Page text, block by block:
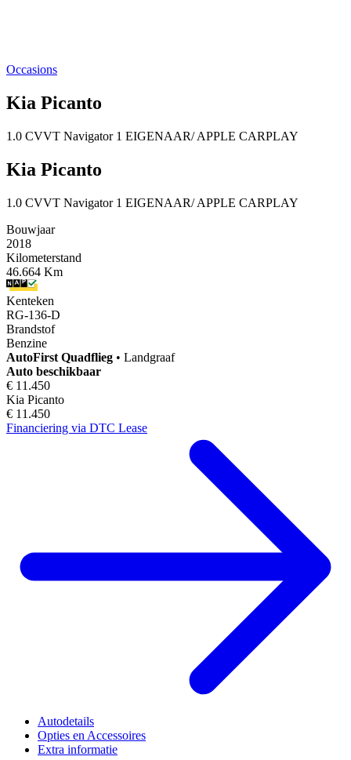
Occasions
Kia Picanto
1.0 CVVT Navigator 1 EIGENAAR/ APPLE CARPLAY
Kia Picanto
1.0 CVVT Navigator 1 EIGENAAR/ APPLE CARPLAY
Bouwjaar
2018
Kilometerstand
46.664 Km
Kenteken
RG-136-D
Brandstof
Benzine
AutoFirst Quadflieg • Landgraaf
Auto beschikbaar
€ 11.450
Kia Picanto
€ 11.450
Financiering via DTC Lease
Autodetails
Opties en Accessoires
Extra informatie